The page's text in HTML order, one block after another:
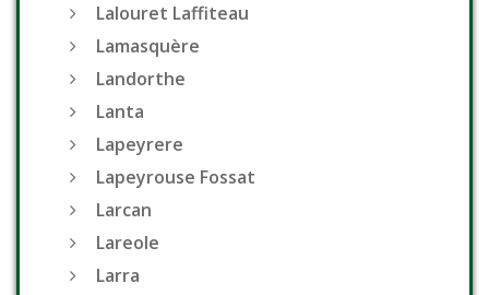
Lalouret Laffiteau
Lamasquère
Landorthe
Lanta
Lapeyrere
Lapeyrouse Fossat
Larcan
Lareole
Larra